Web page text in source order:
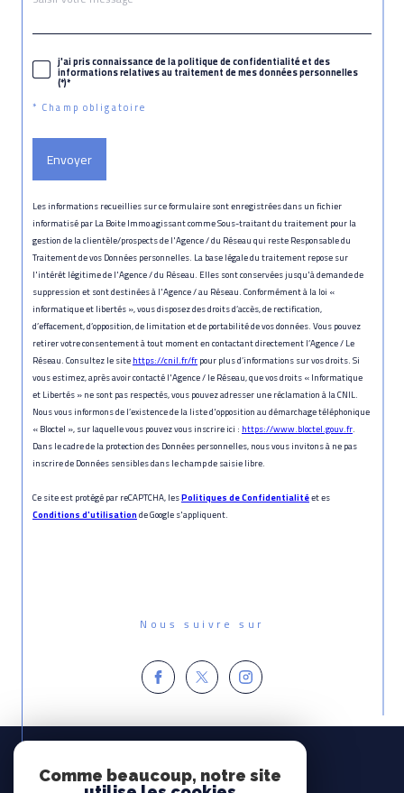
j'ai pris connaissance de la politique de confidentialité et des
informations relatives au traitement de mes données personnelles
(*)*
* Champ obligatoire
Envoyer
Les informations recueillies sur ce formulaire sont enregistrées dans un fichier
informatisé par La Boite Immo agissant comme Sous-traitant du traitement pour la
gestion de la clientèle/prospects de l'Agence / du Réseau qui reste Responsable du
Traitement de vos Données personnelles. La base légale du traitement repose sur
l'intérêt légitime de l'Agence / du Réseau. Elles sont conservées jusqu'à demande de
suppression et sont destinées à l'Agence / au Réseau. Conformément à la loi «
informatique et libertés », vous disposez des droits d’accès, de rectification,
d’effacement, d’opposition, de limitation et de portabilité de vos données. Vous pouvez
retirer votre consentement à tout moment en contactant directement l’Agence / Le
Réseau. Consultez le sitehttps://cnil.fr/frpour plus d’informations sur vos droits. Si
vous estimez, après avoir contacté l'Agence / le Réseau, que vos droits « Informatique
et Libertés » ne sont pas respectés, vous pouvez adresser une réclamation à la CNIL.
Nous vous informons de l’existence de la liste d'opposition au démarchage téléphonique
« Bloctel », sur laquelle vous pouvez vous inscrire ici :https://www.bloctel.gouv.fr.
Dans le cadre de la protection des Données personnelles, nous vous invitons à ne pas
inscrire de Données sensibles dans le champ de saisie libre.
Ce site est protégé par reCAPTCHA, lesPolitiques de Confidentialitéet es
Conditions d'utilisationde Google s'appliquent.
Nous suivre sur
Espace
PROPRIÉTAIRE
Comme beaucoup, notre site